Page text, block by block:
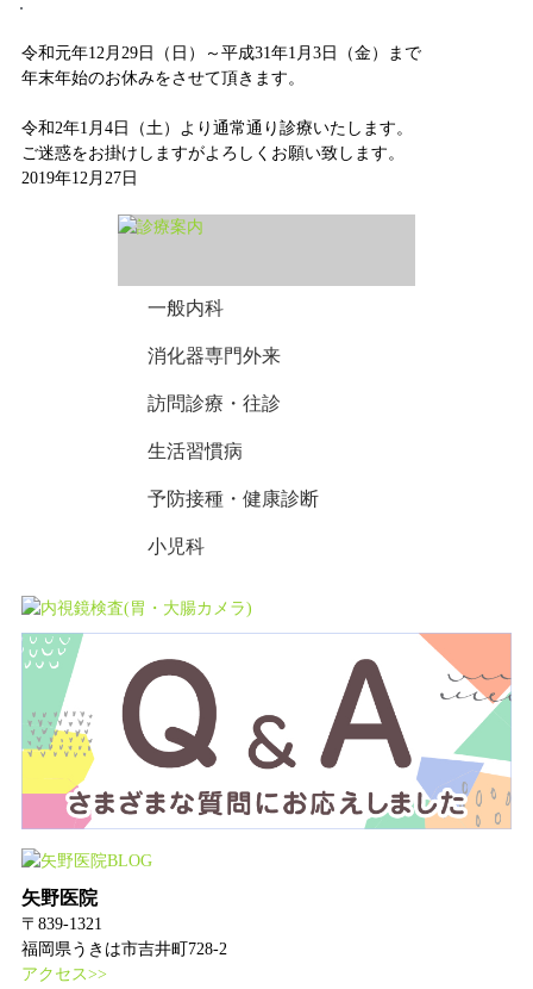
令和元年12月29日（日）～平成31年1月3日（金）まで
年末年始のお休みをさせて頂きます。
令和2年1月4日（土）より通常通り診療いたします。
ご迷惑をお掛けしますがよろしくお願い致します。
2019年12月27日
一般内科
消化器専門外来
訪問診療・往診
生活習慣病
予防接種・健康診断
小児科
矢野医院
〒839-1321
福岡県うきは市吉井町728-2
アクセス>>